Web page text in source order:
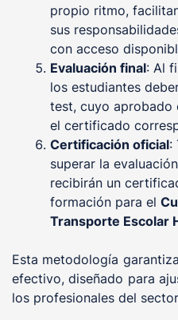
propio ritmo,
sus
con acceso
Evaluación final: Al
los estudiantes
test, cuyo aprobado
el certificado
Certificación oficial:
superar la
recibirán un
formación para el
Transporte Escolar
Esta metodología
efectivo, diseñado para
los profesionales del sector